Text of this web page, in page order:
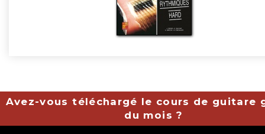
Avez-vous téléchargé le cours de guitare
du mois ?